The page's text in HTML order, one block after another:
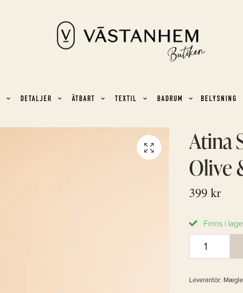
DETALJER ÄTBART TEXTIL BADRUM BELYSNING
Atina
Olive
399 kr
Finns i
Leverantör: Mægle